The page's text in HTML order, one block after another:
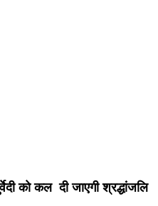
को कल दी जाएगी श्रद्धांजलि